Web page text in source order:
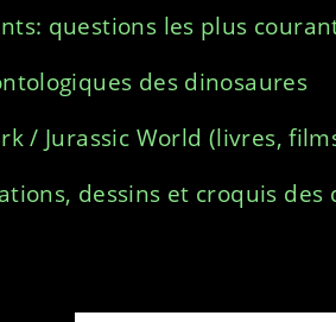
questions les plus
des dinosaures
/ Jurassic World (livres,
dessins et croquis